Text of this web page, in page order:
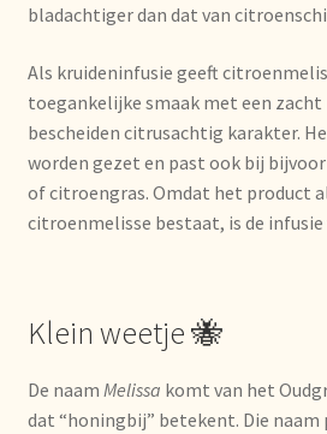
Notre vision du thé
Nuestra visión del té
Online shop
Onze visie op thee
Ordering and delivery time
bladachtiger dan dat van
Als kruideninfusie geeft
toegankelijke smaak met een zacht
bescheiden citrusachtig karakter.
worden gezet en past ook bij
of citroengras. Omdat het product
citroenmelisse bestaat, is de
Klein weetje 🐝
De naam Melissa komt van het
dat “honingbij” betekent. Die naam